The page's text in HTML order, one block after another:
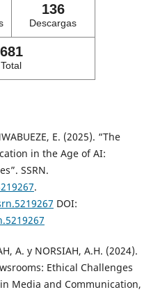
136
Descargas
681
Total
E. (2025). “The
in the Age of AI:
SSRN.
.
DOI:
A. y NORSIAH, A.H. (2024).
Ethical Challenges
Media and Communication,